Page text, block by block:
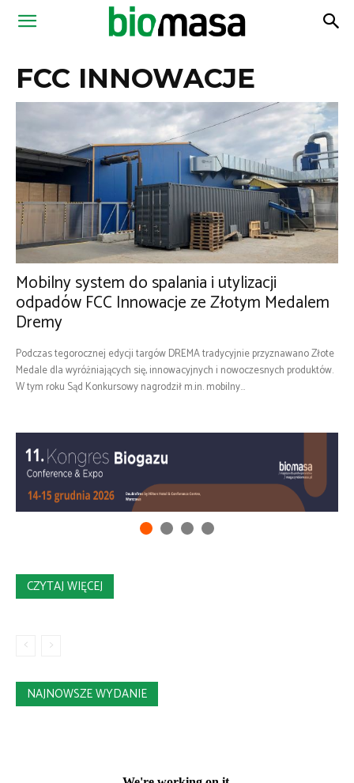
Magazyn
FCC INNOWACJE
Mobilny system do spalania i utylizacji
odpadów FCC Innowacje ze Złotym Medalem
Dremy
Podczas tegorocznej edycji targów DREMA tradycyjnie przyznawano Złote
Medale dla wyróżniających się, innowacyjnych i nowoczesnych produktów.
W tym roku Sąd Konkursowy nagrodził m.in. mobilny...
CZYTAJ WIĘCEJ
NAJNOWSZE WYDANIE